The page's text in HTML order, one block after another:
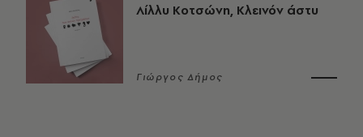
Λίλλυ Κοτσώνη, Κλεινόν άστυ
Γιώργος Δήμος